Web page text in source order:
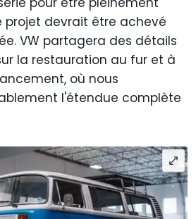
projet devrait être achevé
VW partagera des détails
la restauration au fur et à
où nous
l'étendue complète